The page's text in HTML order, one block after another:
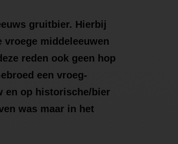
gruitbier. Hierbij
middeleeuwen
reden ook geen hop
een vroeg-
en op historische/bier
was maar in het